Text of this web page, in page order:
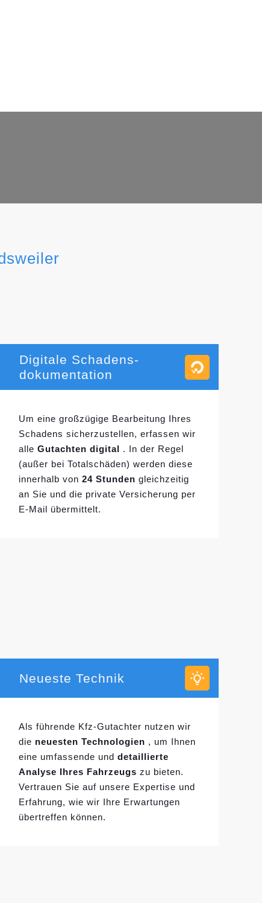
Digitale Schadens-
dokumentation
Um eine großzügige Bearbeitung Ihres
Schadens sicherzustellen, erfassen wir
alleGutachten digital
. In der Regel
(außer bei Totalschäden) werden diese
innerhalb von24 Stunden gleichzeitig
an Sie und die private Versicherung per
E-Mail übermittelt.
Neueste Technik
Als führende Kfz-Gutachter nutzen wir
die neuesten Technologien , um Ihnen
eine umfassende unddetaillierte
Analyse Ihres Fahrzeugs zu bieten.
Vertrauen Sie auf unsere Expertise und
Erfahrung, wie wir Ihre Erwartungen
übertreffen können.